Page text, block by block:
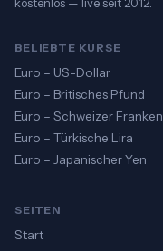
BELIEBTE KURSE
Euro – US-Dollar
Euro – Britisches Pfund
Euro – Schweizer Franken
Euro – Türkische Lira
Euro – Japanischer Yen
SEITEN
Start